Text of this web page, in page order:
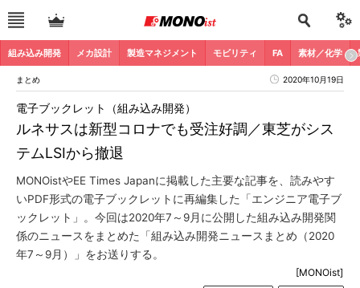
組み込み開発 メカ設計 製造マネジメント モビリティ FA 素材／化学
まとめ 2020年10月19日
ルネサスは新型コロナでも受注好調／東芝がシス
テムLSIから撤退
電子ブックレット（組み込み開発）
MONOistやEE Times Japanに掲載した主要な記事を、読みやす
いPDF形式の電子ブックレットに再編集した「エンジニア電子ブ
ックレット」。今回は2020年7～9月に公開した組み込み開発関
係のニュースをまとめた「組み込み開発ニュースまとめ（2020
年7～9月）」をお送りする。
[MONOist]